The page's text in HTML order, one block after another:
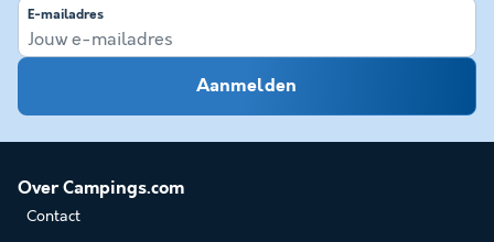
E-mailadres
Aanmelden
Over Campings.com
Contact